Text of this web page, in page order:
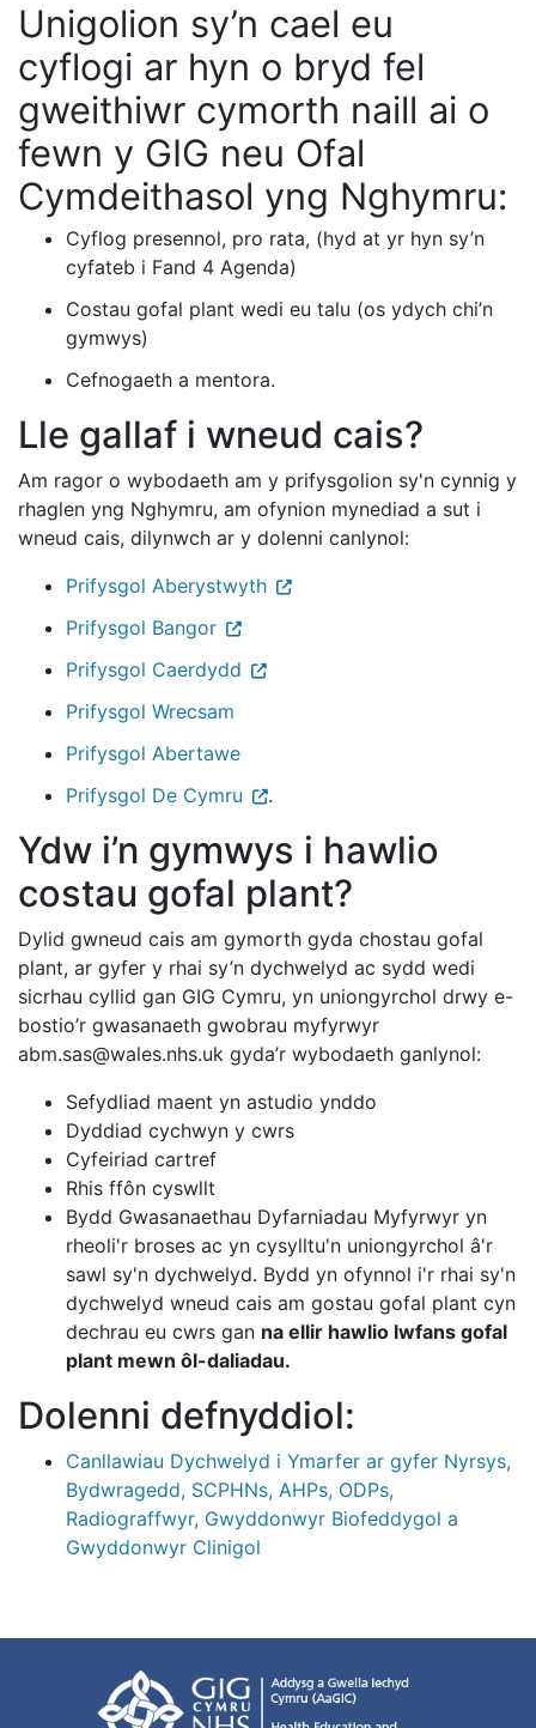
Unigolion sy’n cael eu
cyflogi ar hyn o bryd fel
gweithiwr cymorth naill ai o
fewn y GIG neu Ofal
Cymdeithasol yng Nghymru:
Cyflog presennol, pro rata, (hyd at yr hyn sy’n
cyfateb i Fand 4 Agenda)
Costau gofal plant wedi eu talu (os ydych chi’n
gymwys)
Cefnogaeth a mentora.
Lle gallaf i wneud cais?
Am ragor o wybodaeth am y prifysgolion sy'n cynnig y
rhaglen yng Nghymru, am ofynion mynediad a sut i
wneud cais, dilynwch ar y dolenni canlynol:
Prifysgol Aberystwyth
Prifysgol Bangor
Prifysgol Caerdydd
Prifysgol Wrecsam
Prifysgol Abertawe
Prifysgol De Cymru
.
Ydw i’n gymwys i hawlio
costau gofal plant?
Dylid gwneud cais am gymorth gyda chostau gofal
plant, ar gyfer y rhai sy’n dychwelyd ac sydd wedi
sicrhau cyllid gan GIG Cymru, yn uniongyrchol drwy e-
bostio’r gwasanaeth gwobrau myfyrwyr
abm.sas@wales.nhs.uk gyda’r wybodaeth ganlynol:
Sefydliad maent yn astudio ynddo
Dyddiad cychwyn y cwrs
Cyfeiriad cartref
Rhis ffôn cyswllt
Bydd Gwasanaethau Dyfarniadau Myfyrwyr yn
rheoli'r broses ac yn cysylltu'n uniongyrchol â'r
sawl sy'n dychwelyd. Bydd yn ofynnol i'r rhai sy'n
dychwelyd wneud cais am gostau gofal plant cyn
dechrau eu cwrs gan na ellir hawlio lwfans gofal
plant mewn ôl-daliadau.
Dolenni defnyddiol:
Canllawiau Dychwelyd i Ymarfer ar gyfer Nyrsys,
Bydwragedd, SCPHNs, AHPs, ODPs,
Radiograffwyr, Gwyddonwyr Biofeddygol a
Gwyddonwyr Clinigol